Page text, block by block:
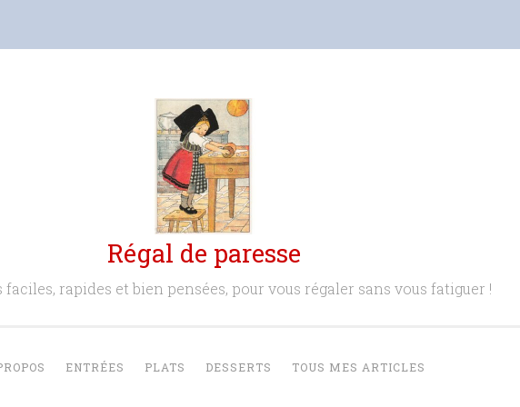
Régal de paresse
faciles, rapides et bien pensées, pour vous régaler sans vous fatiguer !
ENTRÉES PLATS DESSERTS TOUS MES ARTICLES